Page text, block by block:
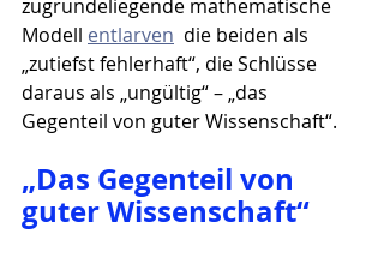
zugrundeliegende mathematische
Modell entlarven
  die beiden als
„zutiefst fehlerhaft“, die Schlüsse
daraus als „ungültig“ – „das
Gegenteil von guter Wissenschaft“.
„Das Gegenteil von
guter Wissenschaft“